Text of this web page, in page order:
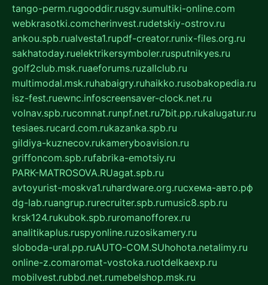
tango-perm.rugooddir.rusgv.sumultiki-online.com
webkrasotki.comcherinvest.rudetskiy-ostrov.ru
ankou.spb.rualvesta1.rupdf-creator.runix-files.org.ru
sakhatoday.ruelektrikersymboler.rusputnikyes.ru
golf2club.msk.ruaeforums.ruzallclub.ru
multimodal.msk.ruhabaigry.ruhaikko.rusobakopedia.ru
isz-fest.ruewnc.infoscreensaver-clock.net.ru
volnav.spb.rucomnat.runpf.net.ru7bit.pp.rukalugatur.ru
tesiaes.rucard.com.rukazanka.spb.ru
gildiya-kuznecov.rukameryboavision.ru
griffoncom.spb.rufabrika-emotsiy.ru
PARK-MATROSOVA.RUagat.spb.ru
avtoyurist-moskva1.ruhardware.org.ruсхема-авто.рф
dg-lab.ruangrup.rurecruiter.spb.rumusic8.spb.ru
krsk124.rukubok.spb.ruromanofforex.ru
analitikaplus.ruspyonline.ruzosikamery.ru
sloboda-ural.pp.ruAUTO-COM.SUhohota.netalimy.ru
online-z.comaromat-vostoka.ruotdelkaexp.ru
mobilvest.rubbd.net.rumebelshop.msk.ru